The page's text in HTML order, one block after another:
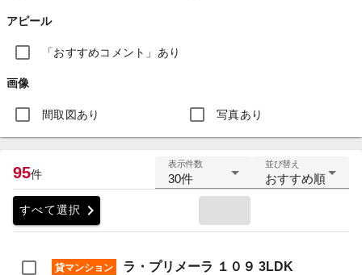
アピール
「おすすめコメント」あり
画像
間取図あり 写真あり
95件
表示件数
30件
並び替え
おすすめ順
すべて選択 chevron_right
貸マンション ラ・プリメーラ １０９ 3LDK